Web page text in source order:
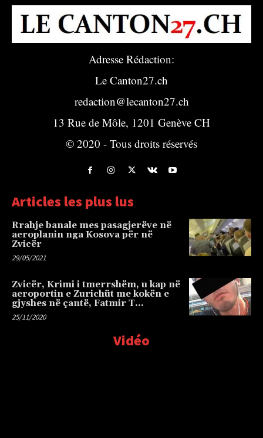
Adresse Rédaction:
Le Canton27.ch
redaction@lecanton27.ch
13 Rue de Môle, 1201 Genève CH
© 2020 - Tous droits réservés
Articles les plus lus
Rrahje banale mes pasagjerëve në
aeroplanin nga Kosova për në
Zvicër
29/05/2021
Zvicër, Krimi i tmerrshëm, u kap në
aeroportin e Zurichüt me kokën e
gjyshes në çantë, Fatmir T…
25/11/2020
Vidéo